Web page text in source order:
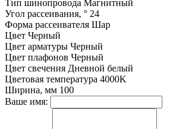
Тип шинопровода Магнитный
Угол рассеивания, ° 24
Форма рассеивателя Шар
Цвет Черный
Цвет арматуры Черный
Цвет плафонов Черный
Цвет свечения Дневной белый
Цветовая температура 4000K
Ширина, мм 100
Ваше имя: